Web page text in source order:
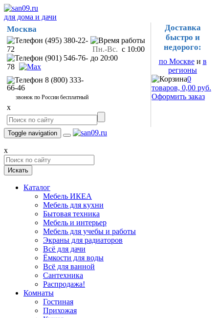
для дома и дачи
Москва
(495) 380-22-
72
(901) 546-76-
78
8 (800) 333-
66-46
звонок по России бесплатный
Пн.-Вс. с 10:00
до 20:00
x
Доставка
быстро и
недорого:
по Москвеи в
регионы
0
товаров, 0,00 руб.
Оформить заказ
Toggle navigation
x
Искать
Каталог
Мебель ИКЕА
Мебель для кухни
Бытовая техника
Мебель и интерьер
Мебель для учебы и работы
Экраны для радиаторов
Всё для дачи
Ёмкости для воды
Всё для ванной
Сантехника
Распродажа!
Комнаты
Гостиная
Прихожая